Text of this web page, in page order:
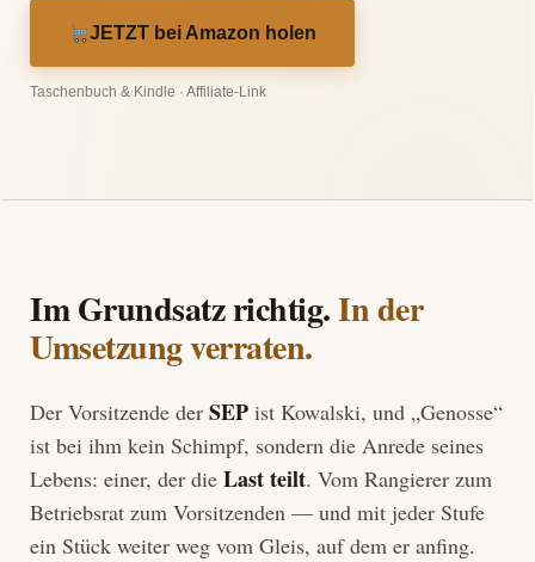
JETZT bei Amazon holen
Taschenbuch & Kindle · Affiliate-Link
Im Grundsatz richtig.In der
Umsetzung verraten.
Der Vorsitzende der SEP ist Kowalski, und „Genosse“
ist bei ihm kein Schimpf, sondern die Anrede seines
Lebens: einer, der die Last teilt. Vom Rangierer zum
Betriebsrat zum Vorsitzenden — und mit jeder Stufe
ein Stück weiter weg vom Gleis, auf dem er anfing.